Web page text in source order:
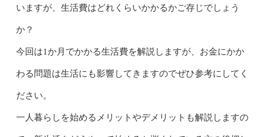
いますが、生活費はどれくらいかかるかご存じでしょう
か？
今回は1か月でかかる生活費を解説しますが、お金にかか
わる問題は生活にも影響してきますのでぜひ参考にしてく
ださい。
一人暮らしを始めるメリットやデメリットも解説しますの